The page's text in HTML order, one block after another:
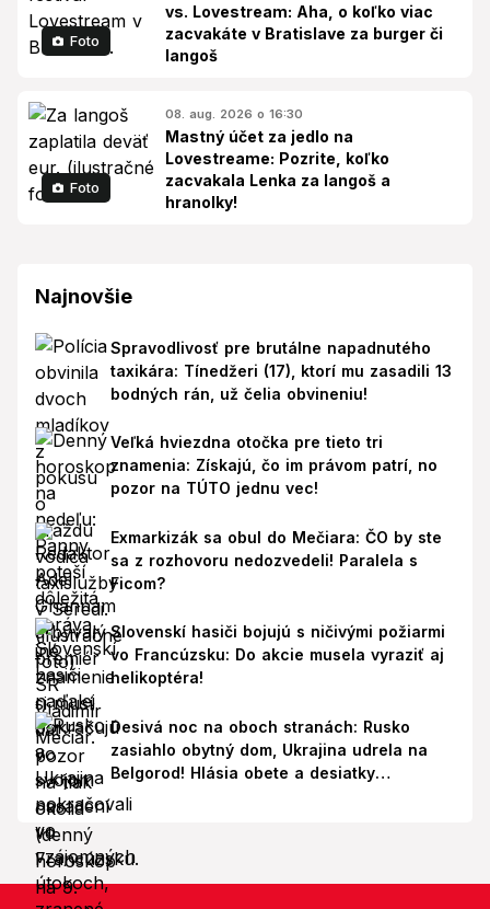
Foto
vs. Lovestream: Aha, o koľko viac
zacvakáte v Bratislave za burger či
langoš
Foto
08. aug. 2026 o 16:30
Mastný účet za jedlo na
Lovestreame: Pozrite, koľko
zacvakala Lenka za langoš a
hranolky!
Najnovšie
Spravodlivosť pre brutálne napadnutého
taxikára: Tínedžeri (17), ktorí mu zasadili 13
bodných rán, už čelia obvineniu!
Veľká hviezdna otočka pre tieto tri
znamenia: Získajú, čo im právom patrí, no
pozor na TÚTO jednu vec!
Exmarkizák sa obul do Mečiara: ČO by ste
sa z rozhovoru nedozvedeli! Paralela s
Ficom?
Slovenskí hasiči bojujú s ničivými požiarmi
vo Francúzsku: Do akcie musela vyraziť aj
helikoptéra!
Desivá noc na oboch stranách: Rusko
zasiahlo obytný dom, Ukrajina udrela na
Belgorod! Hlásia obete a desiatky
zranených